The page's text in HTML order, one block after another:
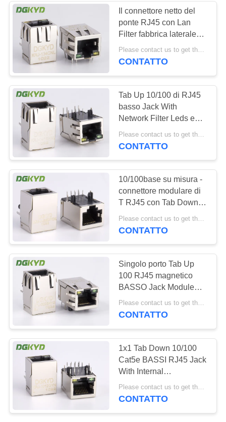
CONTROLLO
QUALITÀ
CONTATTICI
RICHIEDA
UNA
CITAZIONE
SITEMAP
NORME
SULLA
PRIVACY
Connettori multipli
del porto RJ45
101
Singolo porto RJ45
127
connettore di cat6
rj45
presa rj11
46
Il connettore netto del
ponte RJ45 con Lan
Filter fabbrica laterale
dell'entrata di 10/100
basi ha personalizzato
Please contact us to get the latest price. MOQ:1 pezzo
CONTATTO
Tab Up 10/100 di RJ45
basso Jack With
Network Filter Leds e
EMI Fingers modulari
CONTATTO
10/100base su misura -
connettore modulare di
T RJ45 con Tab Down
dei trasformatori 1 x 1
Please contact us to get the latest price. MOQ:1 pezzo
CONTATTO
Singolo porto Tab Up
100 RJ45 magnetico
BASSO Jack Module
With LED
Please contact us to get the latest price. MOQ:1 pezzo
CONTATTO
1x1 Tab Down 10/100
Cat5e BASSI RJ45 Jack
With Internal
Transformer
Please contact us to get the latest price. MOQ:1 pezzo
CONTATTO